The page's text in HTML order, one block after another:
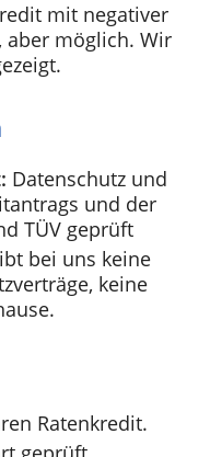
mit negativer
aber möglich. Wir
Datenschutz und
und der
TÜV geprüft
bei uns keine
keine
Ratenkredit.